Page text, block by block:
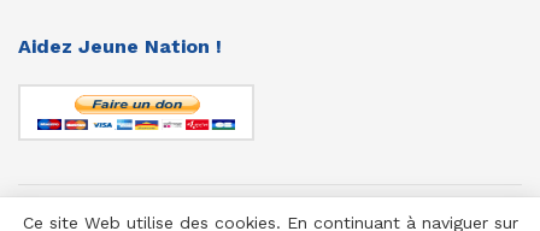
Aidez Jeune Nation !
Ce site Web utilise des cookies. En continuant à naviguer sur